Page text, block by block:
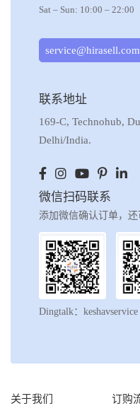
Sat – Sun: 10:00 – 22:00
service@hirasell.com
联系地址
169-C, Technohub,
Delhi/India.
微信扫码联系
添加微信确认订单，
Dingtalk：keshavservice
关于我们
订购